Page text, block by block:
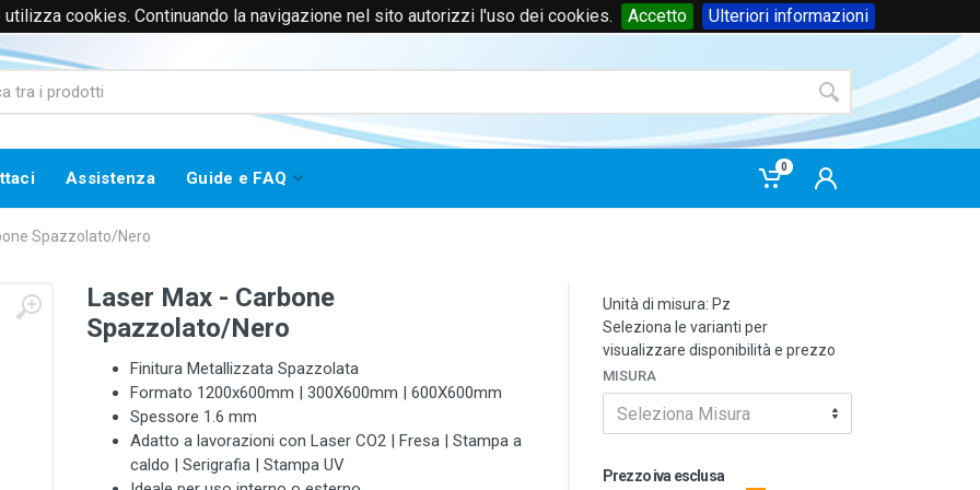
cookies. Continuando la navigazione nel sito autorizzi l'uso dei cookies. Accetto Ulteriori informazioni
(Solo Voce) info@worklinestore.com Accedi oregistrati
Assistenza Guide e FAQ
0
Spazzolato/Nero
Laser Max - Carbone
Spazzolato/Nero
Finitura Metallizzata Spazzolata
Formato 1200x600mm | 300X600mm | 600X600mm
Spessore 1.6 mm
Adatto a lavorazioni con Laser CO2 | Fresa | Stampa a
caldo | Serigrafia | Stampa UV
Unità di misura: Pz
Seleziona le varianti per
visualizzare disponibilità e prezzo
MISURA
Seleziona Misura
Prezzo iva esclusa